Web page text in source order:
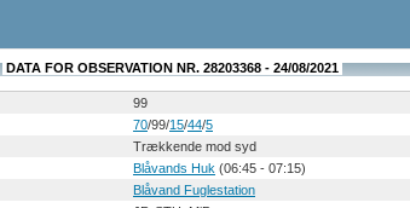
DATA FOR OBSERVATION NR. 28203368 - 24/08/2021
99
70/99/15/44/5
Trækkende mod syd
Blåvands Huk (06:45 - 07:15)
Blåvand Fuglestation